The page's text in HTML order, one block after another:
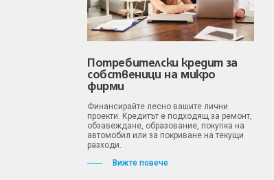
Потребителски кредит за
собственици на микро
фирми
Финансирайте лесно вашите лични
проекти. Кредитът е подходящ за ремонт,
обзавеждане, образование, покупка на
автомобил или за покриване на текущи
разходи.
Вижте повече